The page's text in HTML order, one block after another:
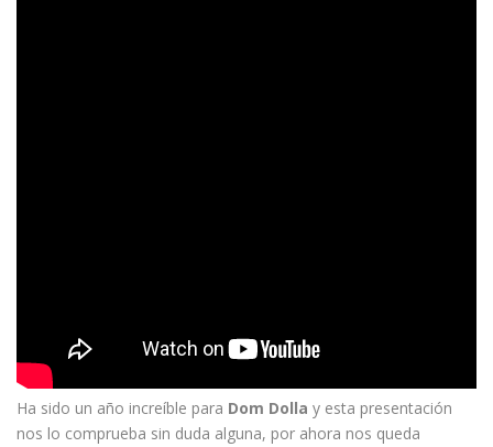
Ha sido un año increíble para Dom Dolla y esta presentación
nos lo comprueba sin duda alguna, por ahora nos queda